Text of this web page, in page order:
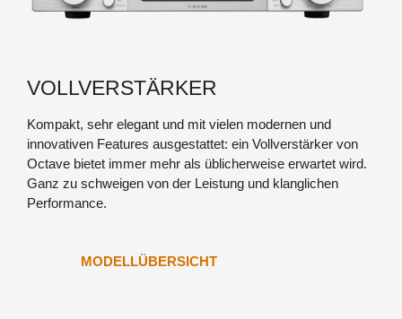
VOLLVERSTÄRKER
Kompakt, sehr elegant und mit vielen modernen und
innovativen Features ausgestattet: ein Vollverstärker von
Octave bietet immer mehr als üblicherweise erwartet wird.
Ganz zu schweigen von der Leistung und klanglichen
Performance.
MODELLÜBERSICHT